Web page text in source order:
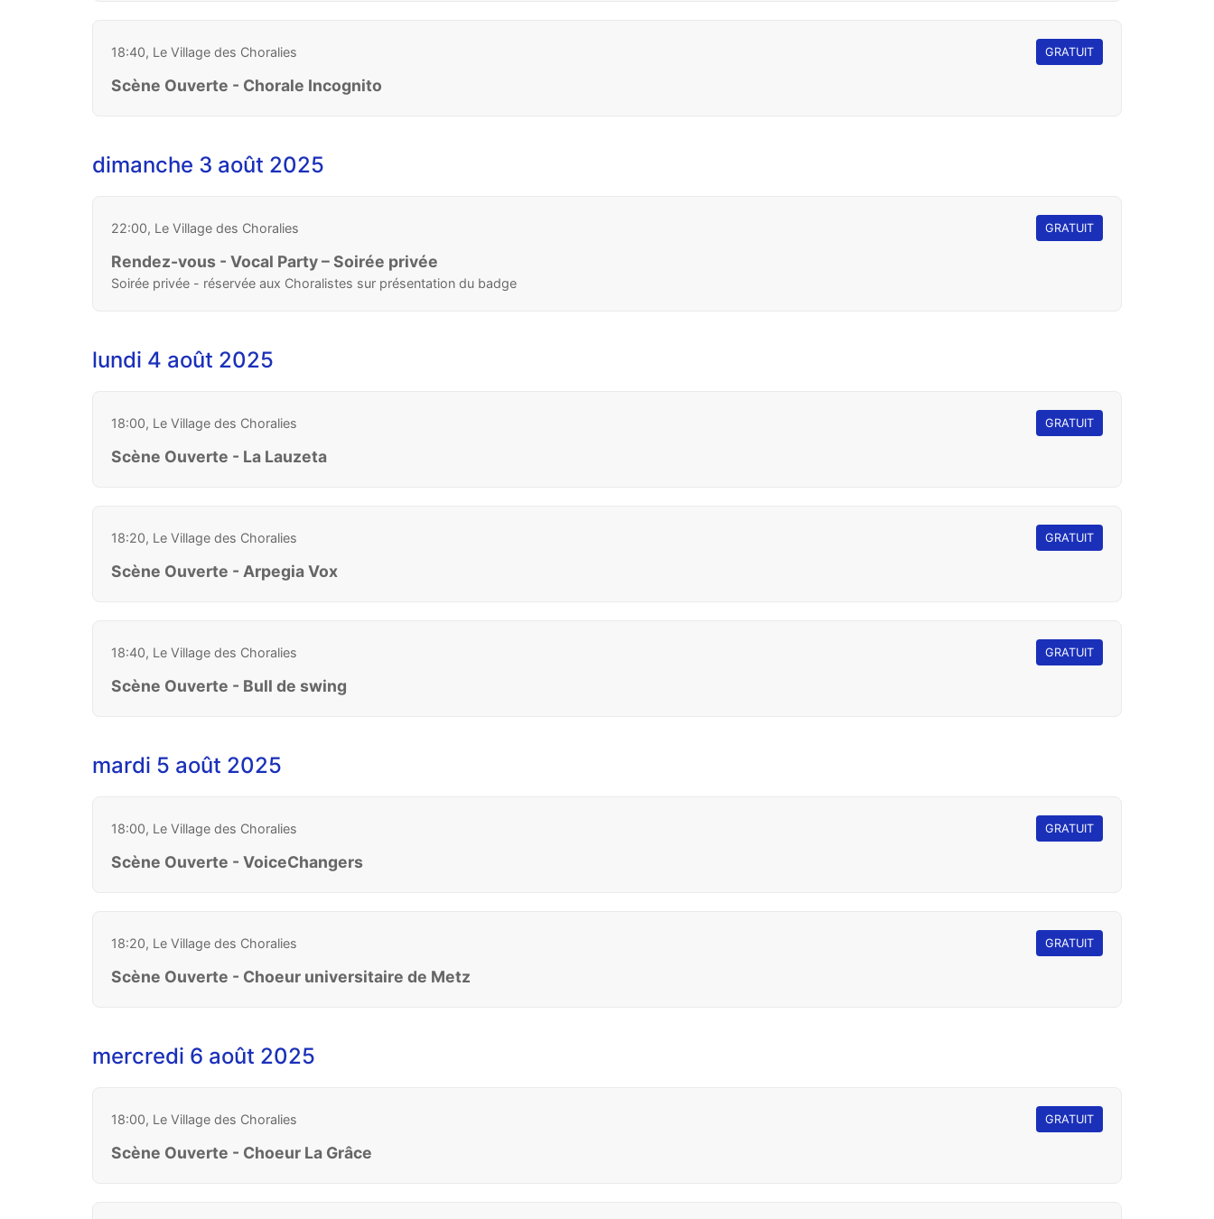
18:40, Le Village des Choralies GRATUIT
Scène Ouverte - Chorale Incognito
dimanche 3 août 2025
22:00, Le Village des Choralies GRATUIT
Rendez-vous - Vocal Party – Soirée privée
Soirée privée - réservée aux Choralistes sur présentation du badge
lundi 4 août 2025
18:00, Le Village des Choralies GRATUIT
Scène Ouverte - La Lauzeta
18:20, Le Village des Choralies GRATUIT
Scène Ouverte - Arpegia Vox
18:40, Le Village des Choralies GRATUIT
Scène Ouverte - Bull de swing
mardi 5 août 2025
18:00, Le Village des Choralies GRATUIT
Scène Ouverte - VoiceChangers
18:20, Le Village des Choralies GRATUIT
Scène Ouverte - Choeur universitaire de Metz
mercredi 6 août 2025
18:00, Le Village des Choralies GRATUIT
Scène Ouverte - Choeur La Grâce